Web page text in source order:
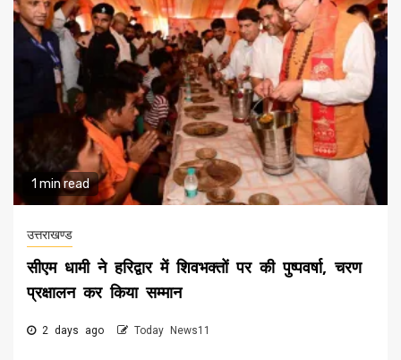
1 min read
उत्तराखण्ड
सीएम धामी ने हरिद्वार में शिवभक्तों पर की पुष्पवर्षा, चरण
प्रक्षालन कर किया सम्मान
2 days ago Today News11